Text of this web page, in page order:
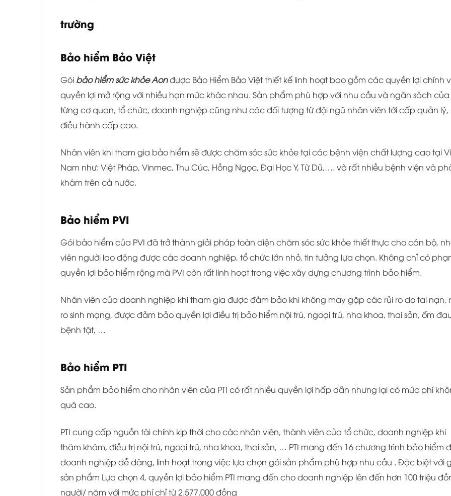
trường
Bảo hiểm Bảo Việt
Gói bảo hiểm sức khỏe Aonđược Bảo Hiểm Bảo Việt thiết kế linh hoạt bao gồm các quyền lợi chính
quyền lợi mở rộng với nhiều hạn mức khác nhau. Sản phẩm phù hợp với nhu cầu và ngân sách của
từng cơ quan, tổ chức, doanh nghiệp cũng như các đối tượng từ đội ngũ nhân viên tới cấp quản lý,
điều hành cấp cao.
Nhân viên khi tham gia bảo hiểm sẽ được chăm sóc sức khỏe tại các bệnh viện chất lượng cao tại
Nam như: Việt Pháp, Vinmec, Thu Cúc, Hồng Ngọc, Đại Học Y, Từ Dũ,…. và rất nhiều bệnh viện và
khám trên cả nước.
Bảo hiểm PVI
Gói bảo hiểm của PVI đã trở thành giải pháp toàn diện chăm sóc sức khỏe thiết thực cho cán bộ,
viên người lao động được các doanh nghiệp, tổ chức lớn nhỏ, tin tưởng lựa chọn. Không chỉ có
quyền lợi bảo hiểm rộng mà PVI còn rất linh hoạt trong việc xây dựng chương trình bảo hiểm.
Nhân viên của doanh nghiệp khi tham gia được đảm bảo khi không may gặp các rủi ro do tai nạn,
ro sinh mạng, được đảm bảo quyền lợi điều trị bảo hiểm nội trú, ngoại trú, nha khoa, thai sản, ốm
bệnh tật, …
Bảo hiểm PTI
Sản phẩm bảo hiểm cho nhân viên của PTI có rất nhiều quyền lợi hấp dẫn nhưng lại có mức phí
quá cao.
PTI cung cấp nguồn tài chính kịp thời cho các nhân viên, thành viên của tổ chức, doanh nghiệp khi
thăm khám, điều trị nội trú, ngoại trú, nha khoa, thai sản, … PTI mang đến 16 chương trình bảo hiểm
doanh nghiệp dễ dàng, linh hoạt trong việc lựa chọn gói sản phẩm phù hợp nhu cầu . Đặc biệt với
sản phẩm Lựa chọn 4, quyền lợi bảo hiểm PTI mang đến cho doanh nghiệp lên đến hơn 100 triệu
người/ năm với mức phí chỉ từ 2.577.000 đồng